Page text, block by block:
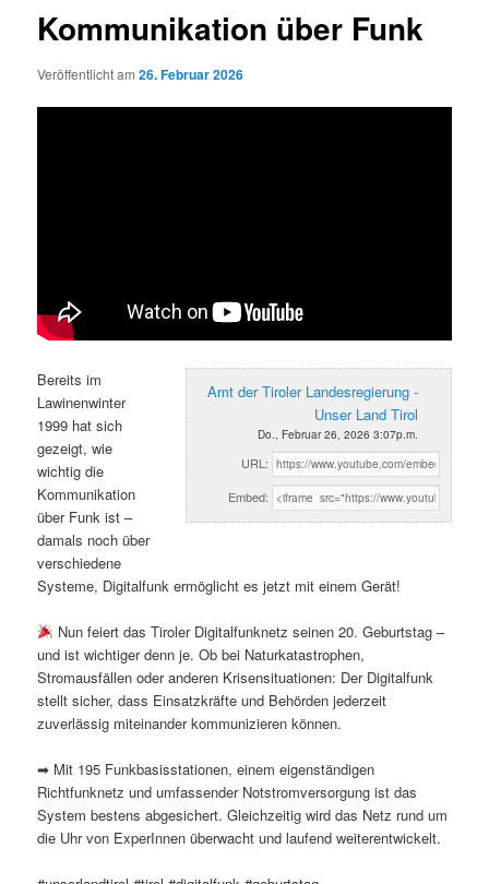
Kommunikation über Funk
Veröffentlicht am26. Februar 2026
Amt der Tiroler Landesregierung -
Unser Land Tirol
Do., Februar 26, 2026 3:07p.m.
URL:
Embed:
Bereits im
Lawinenwinter
1999 hat sich
gezeigt, wie
wichtig die
Kommunikation
über Funk ist –
damals noch über
verschiedene
Systeme, Digitalfunk ermöglicht es jetzt mit einem Gerät!
Nun feiert das Tiroler Digitalfunknetz seinen 20. Geburtstag –
und ist wichtiger denn je. Ob bei Naturkatastrophen,
Stromausfällen oder anderen Krisensituationen: Der Digitalfunk
stellt sicher, dass Einsatzkräfte und Behörden jederzeit
zuverlässig miteinander kommunizieren können.
➡ Mit 195 Funkbasisstationen, einem eigenständigen
Richtfunknetz und umfassender Notstromversorgung ist das
System bestens abgesichert. Gleichzeitig wird das Netz rund um
die Uhr von ExperInnen überwacht und laufend weiterentwickelt.